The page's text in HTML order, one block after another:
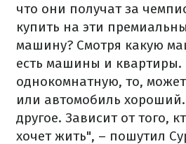
что они получат за
купить на эти
машину? Смотря какую
есть машины и квартиры.
однокомнатную, то,
или автомобиль
другое. Зависит от того,
хочет жить", – пошутил